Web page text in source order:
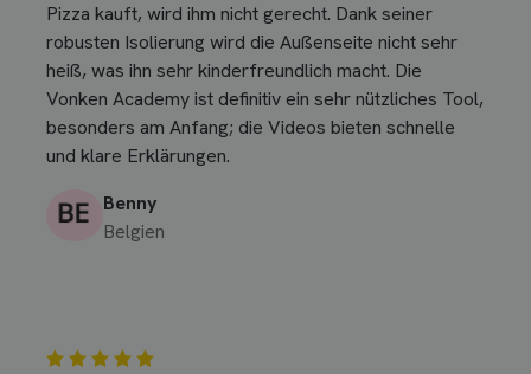
Pizza kauft, wird ihm nicht gerecht. Dank seiner
robusten Isolierung wird die Außenseite nicht sehr
heiß, was ihn sehr kinderfreundlich macht. Die
Vonken Academy ist definitiv ein sehr nützliches Tool,
besonders am Anfang; die Videos bieten schnelle
und klare Erklärungen.
Benny
Belgien